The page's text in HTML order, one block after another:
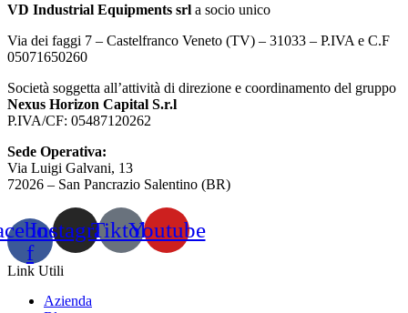
VD Industrial Equipments srl a socio unico
Via dei faggi 7 – Castelfranco Veneto (TV) – 31033 – P.IVA e C.F
05071650260
Società soggetta all’attività di direzione e coordinamento del gruppo
Nexus Horizon Capital S.r.l
P.IVA/CF: 05487120262​
Sede Operativa:
Via Luigi Galvani, 13
72026 – San Pancrazio Salentino (BR)
f
InstagramTiktokYoutube
Link Utili
Azienda